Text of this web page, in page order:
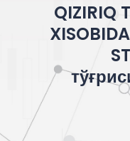
QIZIRIQ